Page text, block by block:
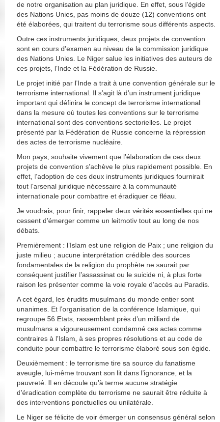
de notre organisation au plan juridique. En effet, sous l’égide
des Nations Unies, pas moins de douze (12) conventions ont
été élaborées, qui traitent du terrorisme sous différents aspects.
Outre ces instruments juridiques, deux projets de convention
sont en cours d’examen au niveau de la commission juridique
des Nations Unies. Le Niger salue les initiatives des auteurs de
ces projets, l’Inde et la Fédération de Russie.
Le projet initié par l’Inde a trait à une convention générale sur le
terrorisme international. Il s’agit là d’un instrument juridique
important qui définira le concept de terrorisme international
dans la mesure où toutes les conventions sur le terrorisme
international sont des conventions sectorielles. Le projet
présenté par la Fédération de Russie concerne la répression
des actes de terrorisme nucléaire.
Mon pays, souhaite vivement que l’élaboration de ces deux
projets de convention s’achève le plus rapidement possible. En
effet, l’adoption de ces deux instruments juridiques fournirait
tout l’arsenal juridique nécessaire à la communauté
internationale pour combattre et éradiquer ce fléau.
Je voudrais, pour finir, rappeler deux vérités essentielles qui ne
cessent d’émerger comme un leitmotiv tout au long de nos
débats.
Premièrement : l’Islam est une religion de Paix ; une religion du
juste milieu ; aucune interprétation crédible des sources
fondamentales de la religion du prophète ne saurait par
conséquent justifier l’assassinat ou le suicide ni, à plus forte
raison les présenter comme la voie royale d’accès au Paradis.
A cet égard, les érudits musulmans du monde entier sont
unanimes. Et l’organisation de la conférence Islamique, qui
regroupe 56 Etats, rassemblant près d’un milliard de
musulmans a vigoureusement condamné ces actes comme
contraires à l’Islam, à ses propres résolutions et au code de
conduite pour combattre le terrorisme élaboré sous son égide.
Deuxièmement : le terrorisme tire sa source du fanatisme
aveugle, lui-même trouvant son lit dans l’ignorance, et la
pauvreté. Il en découle qu’à terme aucune stratégie
d’éradication complète du terrorisme ne saurait être réduite à
des interventions ponctuelles ou unilatérale.
Le Niger se félicite de voir émerger un consensus général selon